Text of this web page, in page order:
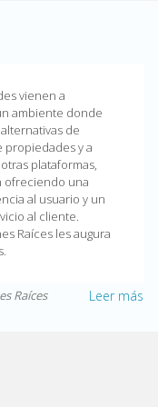
vienen a
ambiente donde
de
y a
plataformas,
ofreciendo una
al usuario y un
al cliente.
Raíces les augura
Leer más
Raíces